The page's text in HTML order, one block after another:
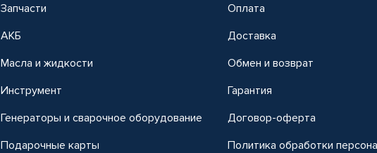
Запчасти
АКБ
Масла и жидкости
Инструмент
Генераторы и сварочное оборудование
Подарочные карты
Оплата
Доставка
Обмен и возврат
Гарантия
Договор-оферта
Политика обработки